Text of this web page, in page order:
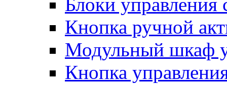
Кнопка ручной
Модульный шкаф
Кнопка